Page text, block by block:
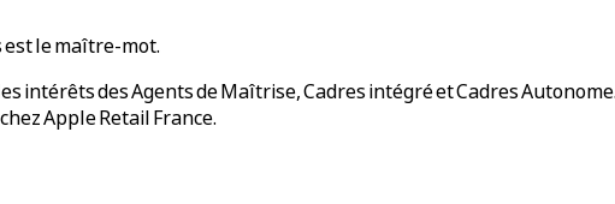
est le maître-mot.
intérêts des Agents de Maîtrise, Cadres intégré et Cadres
Apple Retail France.